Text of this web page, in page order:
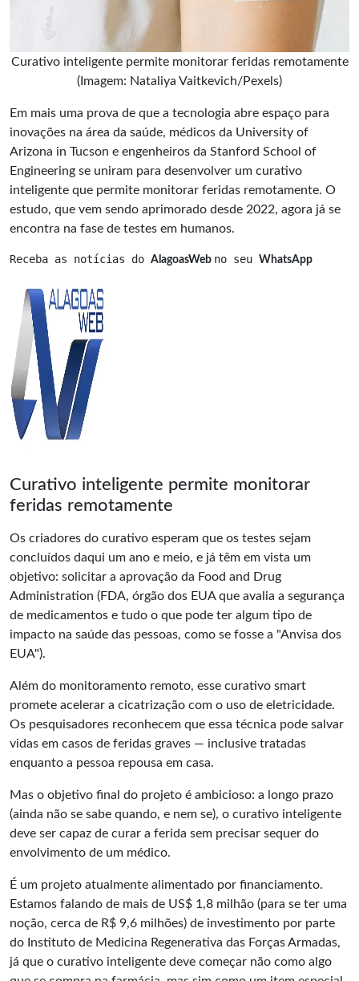
Curativo inteligente permite monitorar feridas remotamente
(Imagem: Nataliya Vaitkevich/Pexels)
Em mais uma prova de que a tecnologia abre espaço para
inovações na área da saúde, médicos da University of
Arizona in Tucson e engenheiros da Stanford School of
Engineering se uniram para desenvolver um curativo
inteligente que permite monitorar feridas remotamente. O
estudo, que vem sendo aprimorado desde 2022, agora já se
encontra na fase de testes em humanos.
Receba as notícias do AlagoasWeb no seu WhatsApp
Curativo inteligente permite monitorar
feridas remotamente
Os criadores do curativo esperam que os testes sejam
concluídos daqui um ano e meio, e já têm em vista um
objetivo: solicitar a aprovação da Food and Drug
Administration (FDA, órgão dos EUA que avalia a segurança
de medicamentos e tudo o que pode ter algum tipo de
impacto na saúde das pessoas, como se fosse a "Anvisa dos
EUA").
Além do monitoramento remoto, esse curativo smart
promete acelerar a cicatrização com o uso de eletricidade.
Os pesquisadores reconhecem que essa técnica pode salvar
vidas em casos de feridas graves — inclusive tratadas
enquanto a pessoa repousa em casa.
Mas o objetivo final do projeto é ambicioso: a longo prazo
(ainda não se sabe quando, e nem se), o curativo inteligente
deve ser capaz de curar a ferida sem precisar sequer do
envolvimento de um médico.
É um projeto atualmente alimentado por financiamento.
Estamos falando de mais de US$ 1,8 milhão (para se ter uma
noção, cerca de R$ 9,6 milhões) de investimento por parte
do Instituto de Medicina Regenerativa das Forças Armadas,
já que o curativo inteligente deve começar não como algo